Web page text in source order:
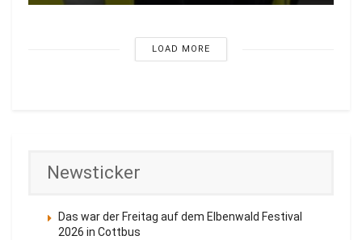
LOAD MORE
Newsticker
Das war der Freitag auf dem Elbenwald Festival
2026 in Cottbus